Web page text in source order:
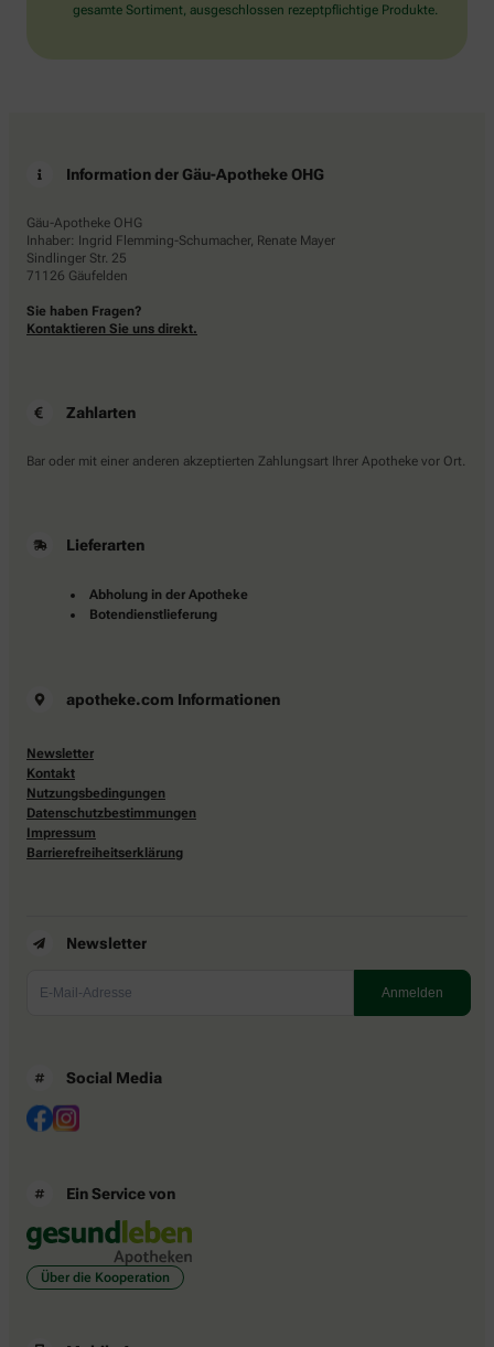
gesamte Sortiment, ausgeschlossen rezeptpflichtige Produkte.
Information der Gäu-Apotheke OHG
Gäu-Apotheke OHG
Inhaber: Ingrid Flemming-Schumacher, Renate Mayer
Sindlinger Str. 25
71126 Gäufelden
Sie haben Fragen?
Kontaktieren Sie uns direkt.
Zahlarten
Bar oder mit einer anderen akzeptierten Zahlungsart Ihrer Apotheke vor Ort.
Lieferarten
Abholung in der Apotheke
Botendienstlieferung
apotheke.com Informationen
Newsletter
Kontakt
Nutzungsbedingungen
Datenschutzbestimmungen
Impressum
Barrierefreiheitserklärung
Newsletter
Social Media
Ein Service von
Über die Kooperation